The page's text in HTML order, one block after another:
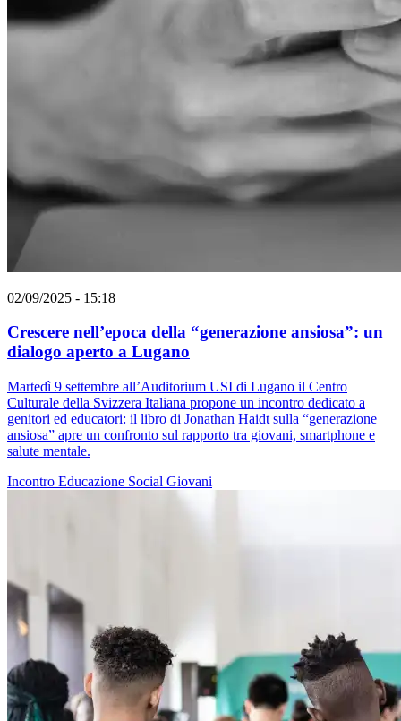
02/09/2025 - 15:18
Crescere nell’epoca della “generazione ansiosa”: un
dialogo aperto a Lugano
Martedì 9 settembre all’Auditorium USI di Lugano il Centro
Culturale della Svizzera Italiana propone un incontro dedicato a
genitori ed educatori: il libro di Jonathan Haidt sulla “generazione
ansiosa” apre un confronto sul rapporto tra giovani, smartphone e
salute mentale.
Incontro Educazione Social Giovani